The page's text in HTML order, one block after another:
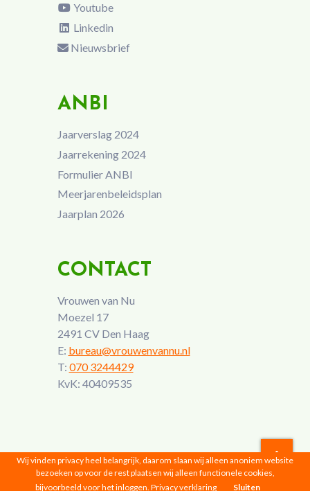
Youtube
Linkedin
Nieuwsbrief
ANBI
Jaarverslag 2024
Jaarrekening 2024
Formulier ANBI
Meerjarenbeleidsplan
Jaarplan 2026
CONTACT
Vrouwen van Nu
Moezel 17
2491 CV Den Haag
E: bureau@vrouwenvannu.nl
T: 070 3244429
KvK: 40409535
Vrouwen van Nu © 2026 |Privacyverklaring
Wij vinden privacy heel belangrijk, daarom slaan wij alleen anoniem website
bezoeken op voor de rest plaatsen wij alleen functionele cookies,
bijvoorbeeld voor het inloggen. Privacy verklaring Sluiten